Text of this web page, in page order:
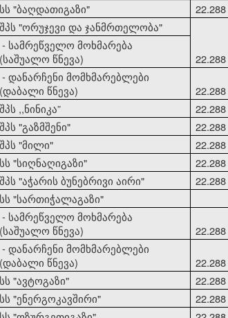
სს "ბაღდათიგაზი" 22.288
შპს "ორუჯევი და ჯანმრთელობა"
- სამრეწველო მოხმარება
(საშუალო წნევა)
22.288
- დანარჩენი მომხმარებლები
(დაბალი წნევა)
22.288
შპს ,,ნინიკა” 22.288
შპს "გაზმშენი" 22.288
შპს "მილი" 22.288
სს "სიღნაღიგაზი" 22.288
შპს "აჭარის ბუნებრივი აირი" 22.288
სს "სართიჭალაგაზი"
- სამრეწველო მოხმარება
(საშუალო წნევა)
22.288
- დანარჩენი მომხმარებლები
(დაბალი წნევა)
22.288
სს "ავტოგაზი" 22.288
სს "ენერგოკავშირი" 22.288